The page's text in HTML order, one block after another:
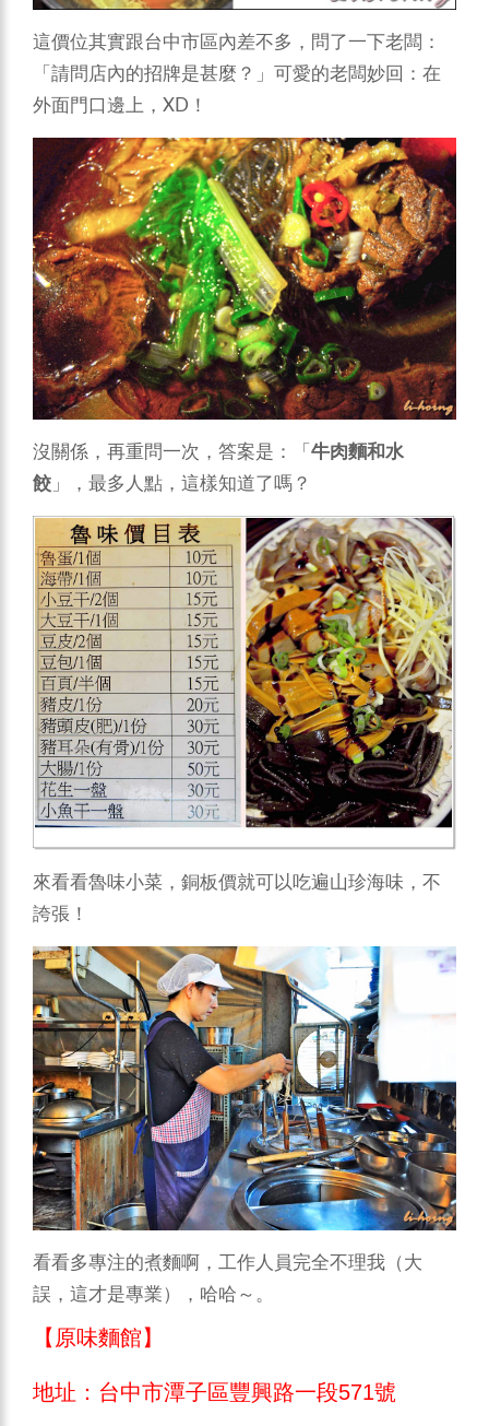
這價位其實跟台中市區內差不多，問了一下老闆：
「請問店內的招牌是甚麼？」可愛的老闆妙回：在
外面門口邊上，XD！
沒關係，再重問一次，答案是：「 牛肉麵和水
餃 」，最多人點，這樣知道了嗎？
來看看魯味小菜，銅板價就可以吃遍山珍海味，不
誇張！
看看多專注的煮麵啊，工作人員完全不理我（大
誤，這才是專業），哈哈～。
【原味麵館】
地址：台中市潭子區豐興路一段571號